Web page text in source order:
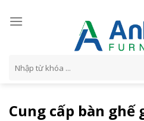
kiếm:
Cung cấp bàn